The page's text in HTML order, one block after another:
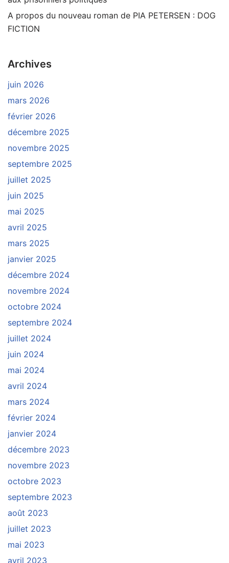
A propos du nouveau roman de PIA PETERSEN : DOG
FICTION
Archives
juin 2026
mars 2026
février 2026
décembre 2025
novembre 2025
septembre 2025
juillet 2025
juin 2025
mai 2025
avril 2025
mars 2025
janvier 2025
décembre 2024
novembre 2024
octobre 2024
septembre 2024
juillet 2024
juin 2024
mai 2024
avril 2024
mars 2024
février 2024
janvier 2024
décembre 2023
novembre 2023
octobre 2023
septembre 2023
août 2023
juillet 2023
mai 2023
avril 2023